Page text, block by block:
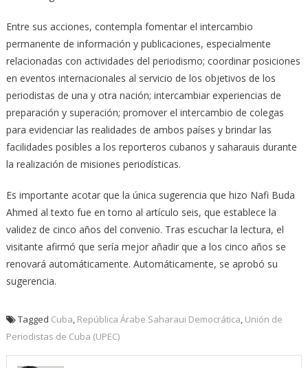
Entre sus acciones, contempla fomentar el intercambio
permanente de información y publicaciones, especialmente
relacionadas con actividades del periodismo; coordinar posiciones
en eventos internacionales al servicio de los objetivos de los
periodistas de una y otra nación; intercambiar experiencias de
preparación y superación; promover el intercambio de colegas
para evidenciar las realidades de ambos países y brindar las
facilidades posibles a los reporteros cubanos y saharauis durante
la realización de misiones periodísticas.
Es importante acotar que la única sugerencia que hizo Nafi Buda
Ahmed al texto fue en torno al artículo seis, que establece la
validez de cinco años del convenio. Tras escuchar la lectura, el
visitante afirmó que sería mejor añadir que a los cinco años se
renovará automáticamente. Automáticamente, se aprobó su
sugerencia.
Tagged Cuba, República Árabe Saharaui Democrática, Unión de
Periodistas de Cuba (UPEC)